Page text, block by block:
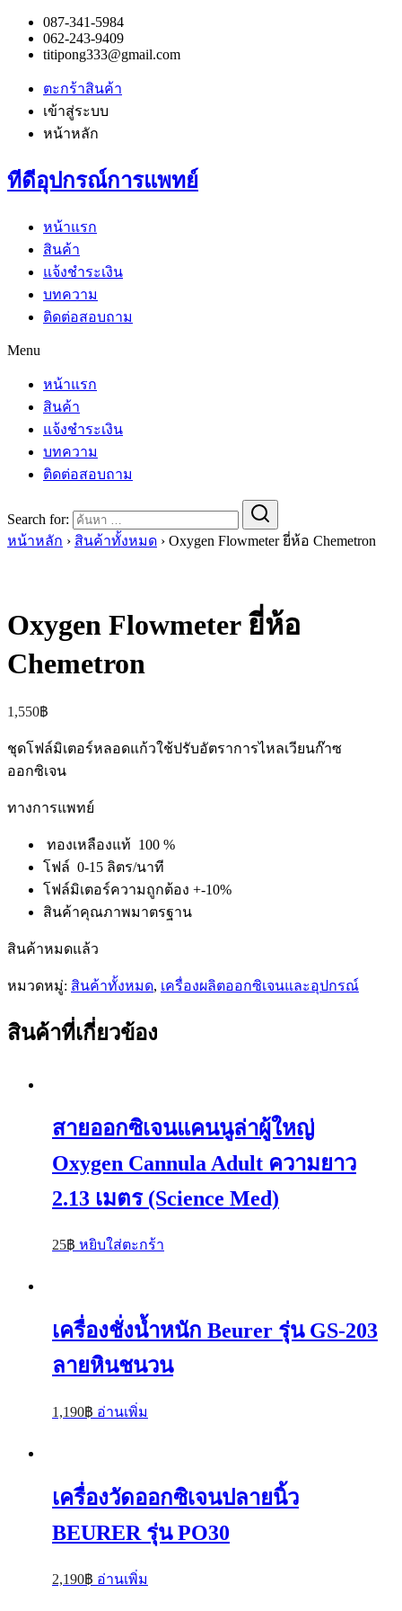
087-341-5984
062-243-9409
titipong333@gmail.com
ตะกร้าสินค้า
เข้าสู่ระบบ
หน้าหลัก
ทีดีอุปกรณ์การแพทย์
หน้าแรก
สินค้า
แจ้งชำระเงิน
บทความ
ติดต่อสอบถาม
Menu
หน้าแรก
สินค้า
แจ้งชำระเงิน
บทความ
ติดต่อสอบถาม
Search for:
หน้าหลัก › สินค้าทั้งหมด › Oxygen Flowmeter ยี่ห้อ Chemetron
Oxygen Flowmeter ยี่ห้อ
Chemetron
1,550฿
ชุดโฟล์มิเตอร์หลอดแก้วใช้ปรับอัตราการไหลเวียนก๊าซ
ออกซิเจน
ทางการแพทย์
ทองเหลืองแท้ 100 %
โฟล์ 0-15 ลิตร/นาที
โฟล์มิเตอร์ความถูกต้อง +-10%
สินค้าคุณภาพมาตรฐาน
สินค้าหมดแล้ว
หมวดหมู่: สินค้าทั้งหมด, เครื่องผลิตออกซิเจนและอุปกรณ์
สินค้าที่เกี่ยวข้อง
สายออกซิเจนแคนนูล่าผู้ใหญ่
Oxygen Cannula Adult ความยาว
2.13 เมตร (Science Med)
25฿ หยิบใส่ตะกร้า
เครื่องชั่งน้ำหนัก Beurer รุ่น GS-203
ลายหินชนวน
1,190฿ อ่านเพิ่ม
เครื่องวัดออกซิเจนปลายนิ้ว
BEURER รุ่น PO30
2,190฿ อ่านเพิ่ม